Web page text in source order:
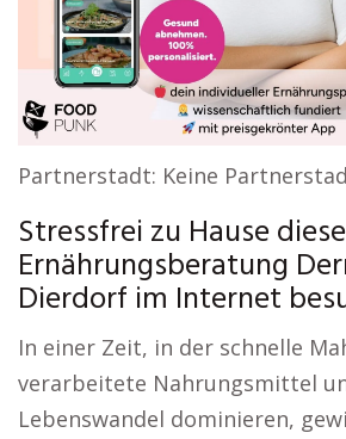
Partnerstadt: Keine
Stressfrei zu Hause diese
Ernährungsberatung
Dierdorf im Internet
In einer Zeit, in der schnelle
verarbeitete Nahrungsmittel
Lebenswandel dominieren,